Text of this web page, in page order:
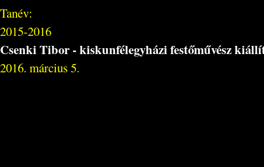
Tanév:
2015-2016
Csenki Tibor - kiskunfélegyházi festőművész
2016. március 5.